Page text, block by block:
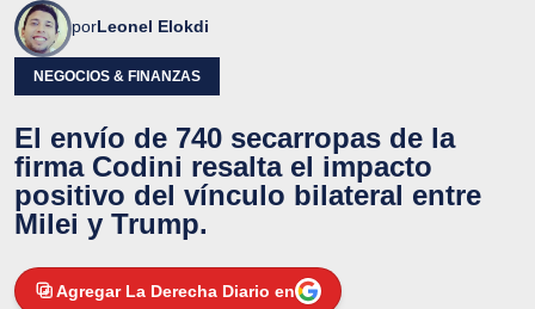
porLeonel Elokdi
NEGOCIOS & FINANZAS
El envío de 740 secarropas de la
firma Codini resalta el impacto
positivo del vínculo bilateral entre
Milei y Trump.
Agregar La Derecha Diario en